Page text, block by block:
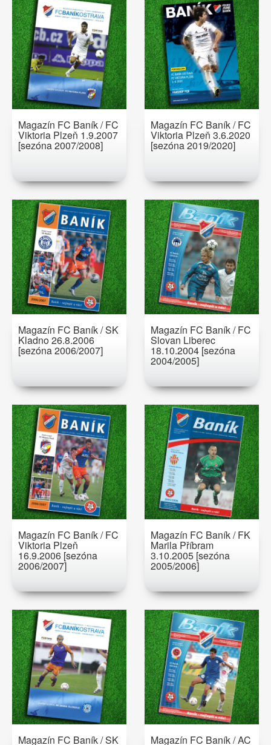
Magazín FC Baník / FC
Viktoria Plzeň 1.9.2007
[sezóna 2007/2008]
Magazín FC Baník / FC
Viktoria Plzeň 3.6.2020
[sezóna 2019/2020]
Magazín FC Baník / SK
Kladno 26.8.2006
[sezóna 2006/2007]
Magazín FC Baník / FC
Slovan Liberec
18.10.2004 [sezóna
2004/2005]
Magazín FC Baník / FC
Viktoria Plzeň
16.9.2006 [sezóna
2006/2007]
Magazín FC Baník / FK
Marila Příbram
3.10.2005 [sezóna
2005/2006]
Magazín FC Baník / SK Magazín FC Baník / AC